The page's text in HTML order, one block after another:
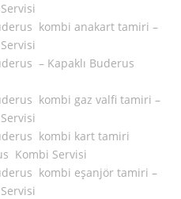
kombi anakart tamiri –
– Kapaklı Buderus
kombi gaz valfi tamiri –
kombi kart tamiri
Kombi Servisi
kombi eşanjör tamiri –